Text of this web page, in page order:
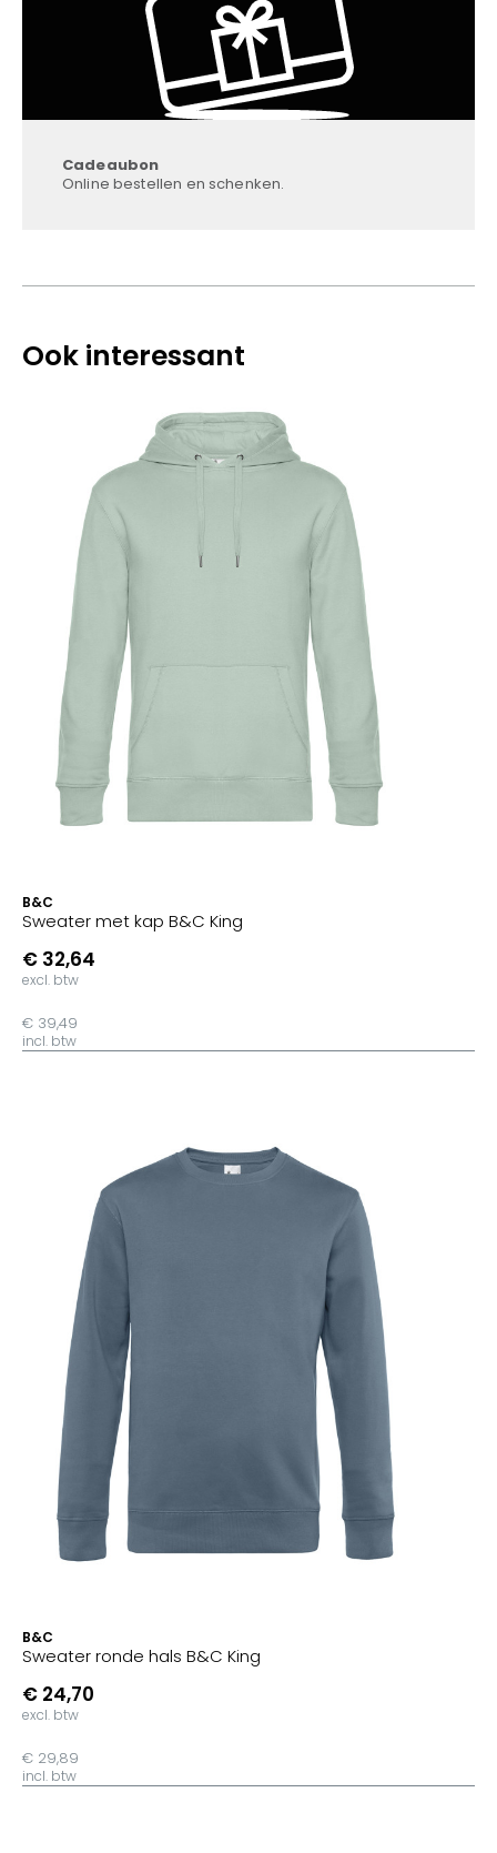
Cadeaubon
Online bestellen en schenken.
Ook interessant
B&C
Sweater met kap B&C King
€ 32,64
excl. btw
€ 39,49
incl. btw
B&C
Sweater ronde hals B&C King
€ 24,70
excl. btw
€ 29,89
incl. btw